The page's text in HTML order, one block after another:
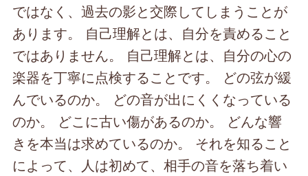
ではなく、過去の影と交際してしまうことが
あります。 自己理解とは、自分を責めること
ではありません。 自己理解とは、自分の心の
楽器を丁寧に点検することです。 どの弦が緩
んでいるのか。 どの音が出にくくなっている
のか。 どこに古い傷があるのか。 どんな響
きを本当は求めているのか。 それを知ること
によって、人は初めて、相手の音を落ち着い